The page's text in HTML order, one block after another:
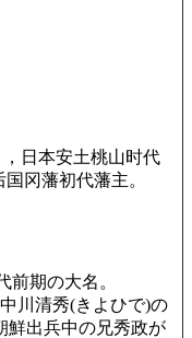
，日本安土桃山时代
冈藩初代藩主。
期の大名。
川清秀(きよひで)の
鮮出兵中の兄秀政が